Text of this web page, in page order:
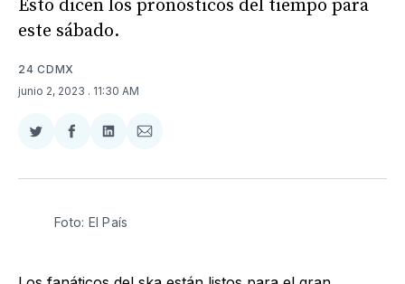
Esto dicen los pronósticos del tiempo para
este sábado.
24 CDMX
junio 2, 2023 . 11:30 AM
Compartir
Twitter
Compartir
Facebook
Compartir
LinkedIn
Compartir
Email
Foto: El País